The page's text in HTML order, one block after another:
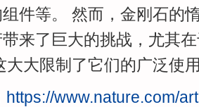
件等。 然而，金刚石的
来了巨大的挑战，尤其
大大限制了它们的广泛使
https://www.nature.com/